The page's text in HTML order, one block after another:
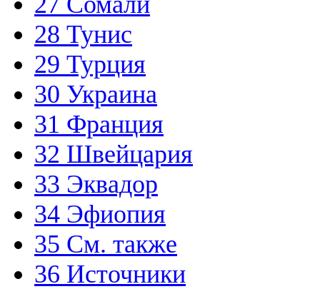
28 Тунис
29 Турция
30 Украина
31 Франция
32 Швейцария
33 Эквадор
34 Эфиопия
35 См. также
36 Источники